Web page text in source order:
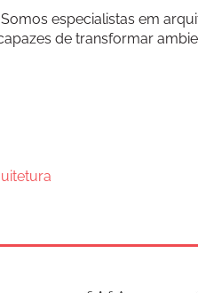
especialistas em
de transformar